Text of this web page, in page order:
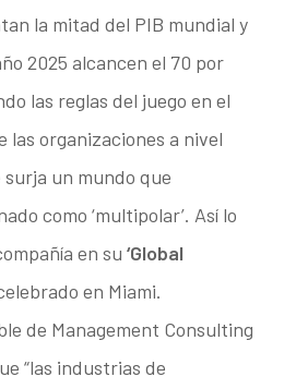
la mitad del PIB mundial y
2025 alcancen el 70 por
las reglas del juego en el
organizaciones a nivel
un mundo que
como ‘multipolar’. Así lo
en su ‘Global
en Miami.
de Management Consulting
“las industrias de